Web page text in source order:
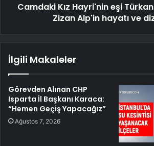
Camdaki Kız Hayri'nin eşi
Zizan Alp'in hayatı ve
İlgili Makaleler
Görevden Alınan CHP
Isparta İl Başkanı Karaca:
“Hemen Geçiş Yapacağız”
Ağustos 7, 2026